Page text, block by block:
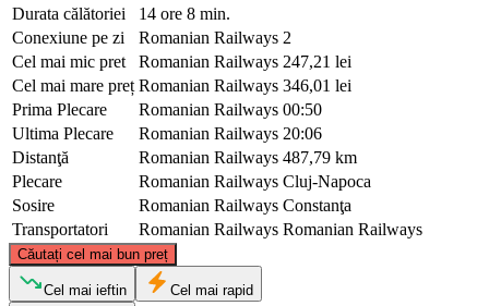
Durata călătoriei
14 ore 8 min.
Conexiune pe zi
Romanian Railways 2
Cel mai mic pret
Romanian Railways 247,21 lei
Cel mai mare preț Romanian Railways 346,01 lei
Prima Plecare
Romanian Railways 00:50
Ultima Plecare
Romanian Railways 20:06
Distanţă
Romanian Railways 487,79 km
Plecare
Romanian Railways Cluj-Napoca
Sosire
Romanian Railways Constanţa
Transportatori
Romanian Railways Romanian Railways
Căutați cel mai bun preț
Cluj-Napoca
©CARTO, ©OpenStreetMapcontributors
Cel mai ieftin Cel mai rapid